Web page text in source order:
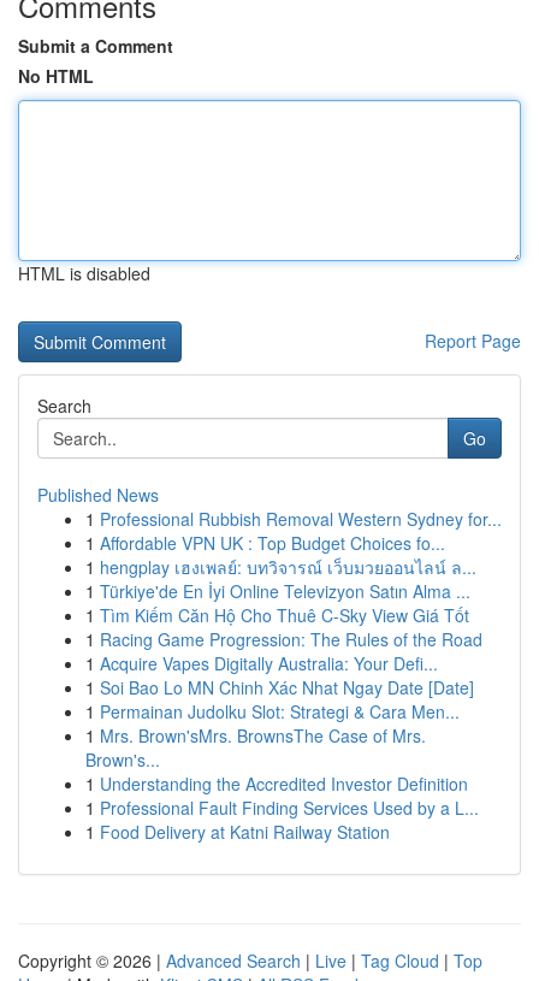
Submit a Comment
No HTML
HTML is disabled
Report Page
Search
Go
Published News
1 Professional Rubbish Removal Western Sydney for...
1 Affordable VPN UK : Top Budget Choices fo...
1 hengplay เฮงเพลย์: บทวิจารณ์ เว็บมวยออนไลน์ ล...
1 Türkiye'de En İyi Online Televizyon Satın Alma ...
1 Tìm Kiếm Căn Hộ Cho Thuê C-Sky View Giá Tốt
1 Racing Game Progression: The Rules of the Road
1 Acquire Vapes Digitally Australia: Your Defi...
1 Soi Bao Lo MN Chinh Xác Nhat Ngay Date [Date]
1 Permainan Judolku Slot: Strategi & Cara Men...
1 Mrs. Brown'sMrs. BrownsThe Case of Mrs.
Brown's...
1 Understanding the Accredited Investor Definition
1 Professional Fault Finding Services Used by a L...
1 Food Delivery at Katni Railway Station
Copyright © 2026 | Advanced Search | Live | Tag Cloud | Top